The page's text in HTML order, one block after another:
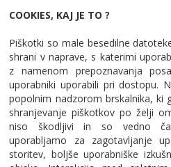
COOKIES, KAJ JE TO ?
Piškotki so male besedilne
shrani v naprave, s katerimi
z namenom prepoznavanja
uporabniki uporabili pri dostopu.
popolnim nadzorom brskalnika, ki
shranjevanje piškotkov po želji
niso škodljivi in so vedno
uporabljamo za zagotavljanje
storitev, boljše uporabniške